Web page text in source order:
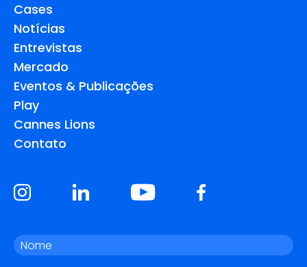
Cases
Notícias
Entrevistas
Mercado
Eventos & Publicações
Play
Cannes Lions
Contato